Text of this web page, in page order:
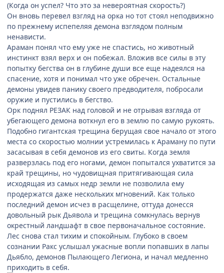
(Когда он успел? Что это за невероятная скорость?)
Он вновь перевел взгляд на орка но тот стоял неподвижно
по прежнему испепеляя демона взглядом полным
ненависти.
Араман понял что ему уже не спастись, но животный
инстинкт взял верх и он побежал. Вложив все силы в эту
попытку бегства он в глубине души все еще надеялся на
спасение, хотя и понимал что уже обречен. Остальные
демоны увидев панику своего предводителя, побросали
оружие и пустились в бегство.
Орк поднял РЕЗАК над головой и не отрывая взгляда от
убегающего демона воткнул его в землю по самую рукоять.
Подобно гигантская трещина берущая свое начало от этого
места со скоростью молнии устремилась к Араману по пути
засасывая в себя демонов из его свиты. Когда земля
разверзлась под его ногами, демон попытался ухватится за
край трещины, но чудовищная притягивающая сила
исходящая из самых недр земли не позволила ему
продержатся даже нескольких мгновений. Как только
последний демон исчез в расщелине, оттуда донесся
довольный рык Дьявола и трещина сомкнулась вернув
окрестный ландшафт в свое первоначальное состояние.
Лес снова стал тихим и спокойным. Глубоко в своем
сознании Ракс услышал ужасные вопли попавших в лапы
Дьябло, демонов Пылающего Легиона, и начал медленно
приходить в себя.